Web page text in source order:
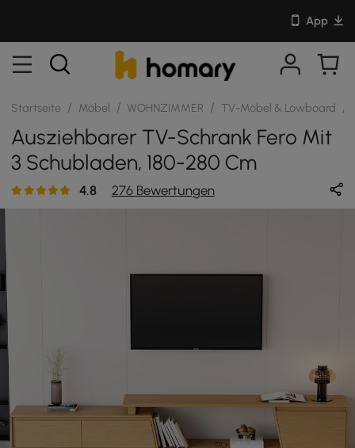
App
Startseite / Möbel / WOHNZIMMER / TV-Möbel & Lowboard /
Ausziehbarer TV-Schrank Fero Mit
3 Schubladen, 180-280 Cm
4.8 276 Bewertungen